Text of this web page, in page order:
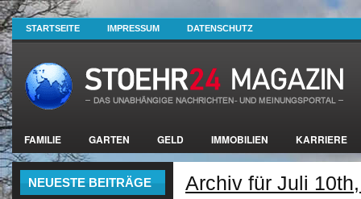
STARTSEITE IMPRESSUM DATENSCHUTZ
FAMILIE GARTEN GELD IMMOBILIEN KARRIERE
NEUESTE BEITRÄGE
Archiv für Juli